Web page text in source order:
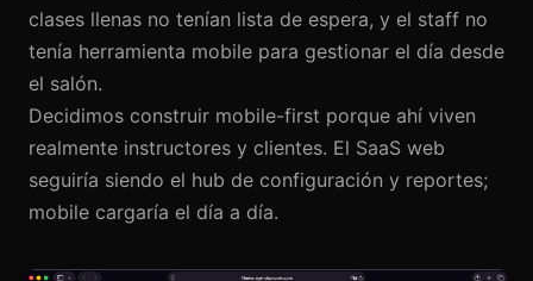
clases llenas no tenían lista de espera, y el staff no
tenía herramienta mobile para gestionar el día desde
el salón.
Decidimos construir mobile-first porque ahí viven
realmente instructores y clientes. El SaaS web
seguiría siendo el hub de configuración y reportes;
mobile cargaría el día a día.